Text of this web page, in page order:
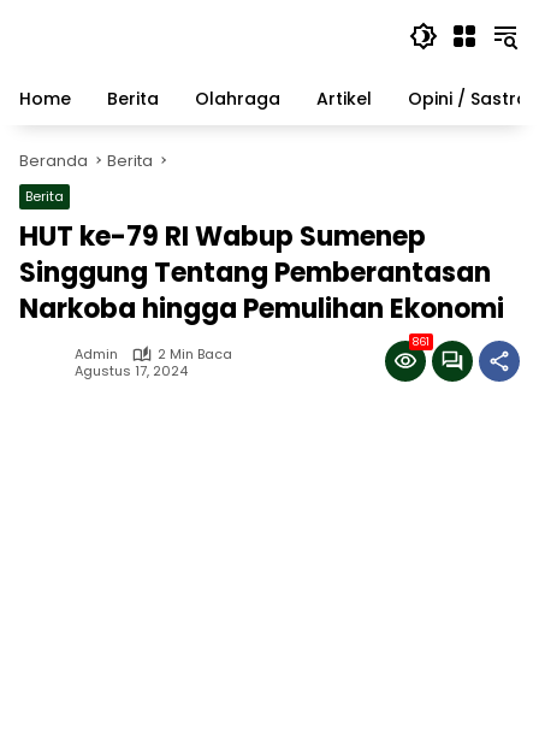
Home
Berita Olahraga Artikel Opini / Sastra
Beranda Berita
Berita
HUT ke-79 RI Wabup Sumenep
Singgung Tentang Pemberantasan
Narkoba hingga Pemulihan Ekonomi
Admin
2 Min Baca
Agustus 17, 2024
861